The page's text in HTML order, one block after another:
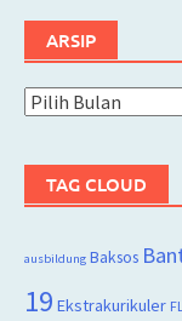
ARSIP
Arsip
TAG CLOUD
ausbildung Baksos
19 Ekstrakurikuler